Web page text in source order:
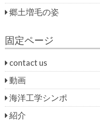
郷土増毛の姿
固定ページ
contact us
動画
海洋工学シンポ
紹介